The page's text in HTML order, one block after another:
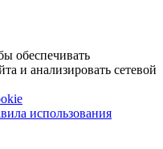
обеспечивать
и анализировать сетевой
использования